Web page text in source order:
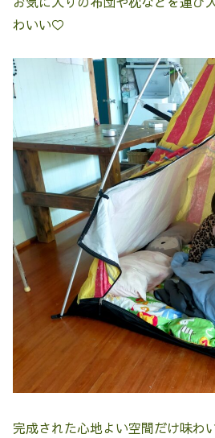
わいい♡
完成された心地よい空間だけ味わ